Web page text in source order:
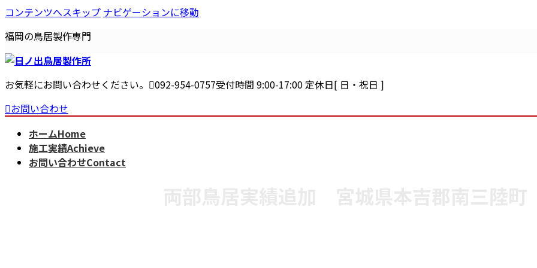
コンテンツへスキップ ナビゲーションに移動
福岡の鳥居製作専門
お気軽にお問い合わせください。 092-954-0757受付時間 9:00-17:00 定休日[ 日・祝日 ]
お問い合わせ
ホームHome
施工実績Achieve
お問い合わせContact